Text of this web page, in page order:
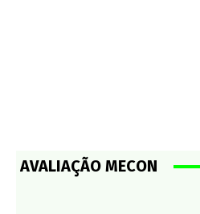
AVALIAÇÃO MECON